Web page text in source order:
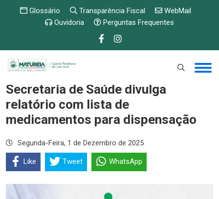
Glossário Transparência Fiscal
WebMail
Ouvidoria
Perguntas Frequentes
Secretaria de Saúde divulga
relatório com lista de
medicamentos para dispensação
Segunda-Feira, 1 de Dezembro de 2025
Like Tweet WhatsApp